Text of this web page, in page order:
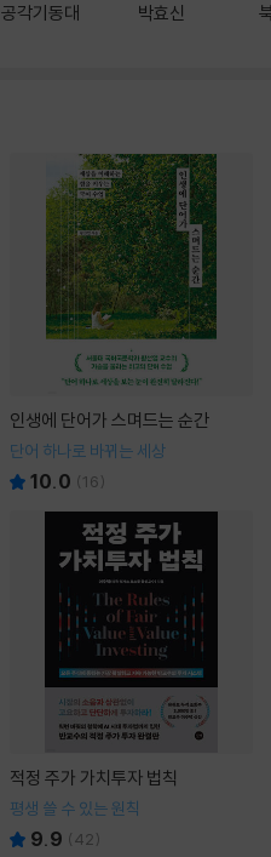
공각기동대 박효신
인생에 단어가 스며드는 순간
단어 하나로 바뀌는 세상
10.0 (16)
적정 주가 가치투자 법칙
평생 쓸 수 있는 원칙
9.9 (42)